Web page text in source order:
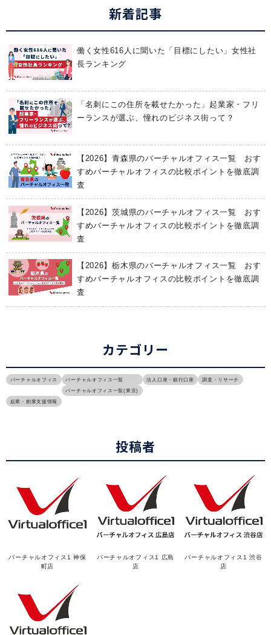
新着記事
働く女性616人に聞いた「目標にしたい」女性社
長ランキング
「名刺にこの住所を載せたかった」起業家・フリ
ーランスが選ぶ、憧れのビジネス街って？
【2026】青森県のバーチャルオフィス一覧 おす
すめバーチャルオフィスの比較ポイントを徹底調
査
【2026】茨城県のバーチャルオフィス一覧 おす
すめバーチャルオフィスの比較ポイントを徹底調
査
【2026】栃木県のバーチャルオフィス一覧 おす
すめバーチャルオフィスの比較ポイントを徹底調
査
カテゴリー
バーチャルオフィス
バーチャルオフィス一覧
バーチャルオフィス一覧(東京)
法人口座・銀行口座 調査・リサーチ
起業・創業支援情報
投稿者
バーチャルオフィス1 神保
町店
バーチャルオフィス1 広島
店
バーチャルオフィス1 渋谷
店